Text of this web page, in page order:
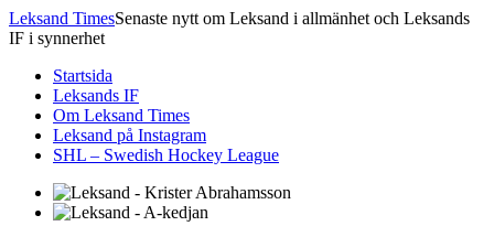
Leksand TimesSenaste nytt om Leksand i allmänhet och Leksands
IF i synnerhet
Startsida
Leksands IF
Om Leksand Times
Leksand på Instagram
SHL – Swedish Hockey League